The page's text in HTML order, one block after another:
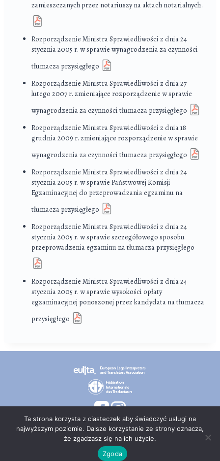
zamieszczanych przez notariuszy na aktach notarialnych.
Rozporządzenie Ministra Sprawiedliwości z dnia 24
stycznia 2005 r. w sprawie wynagrodzenia za czynności
tłumacza przysięgłego
Rozporządzenie Ministra Sprawiedliwości z dnia 27
lutego 2007 r. zmieniające rozporządzenie w sprawie
wynagrodzenia za czynności tłumacza przysięgłego
Rozporządzenie Ministra Sprawiedliwości z dnia 18
grudnia 2009 r. zmieniające rozporządzenie w sprawie
wynagrodzenia za czynności tłumacza przysięgłego
Rozporządzenie Ministra Sprawiedliwości z dnia 24
stycznia 2005 r. w sprawie Państwowej Komisji
Egzaminacyjnej do przeprowadzania egzaminu na
tłumacza przysięgłego
Rozporządzenie Ministra Sprawiedliwości z dnia 24
stycznia 2005 r. w sprawie szczegółowego sposobu
przeprowadzenia egzaminu na tłumacza przysięgłego
Rozporządzenie Ministra Sprawiedliwości z dnia 24
stycznia 2005 r. w sprawie wysokości opłaty
egzaminacyjnej ponoszonej przez kandydata na tłumacza
przysięgłego
© 2026 PT TEPIS
Ta strona korzysta z ciasteczek aby świadczyć usługi na
najwyższym poziomie. Dalsze korzystanie ze strony oznacza,
że zgadzasz się na ich użycie.
Zgoda